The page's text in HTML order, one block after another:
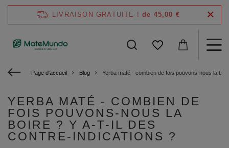
LIVRAISON GRATUITE ! de 45,00 €
Page d'accueil Blog Yerba maté - combien de fois pouvons-nous la
YERBA MATÉ - COMBIEN DE
FOIS POUVONS-NOUS LA
BOIRE ? Y A-T-IL DES
CONTRE-INDICATIONS ?